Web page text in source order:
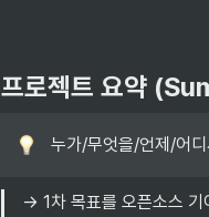
프로젝트 요약
누가/무엇을/언제/어
→ 1차 목표를 오픈소스 기